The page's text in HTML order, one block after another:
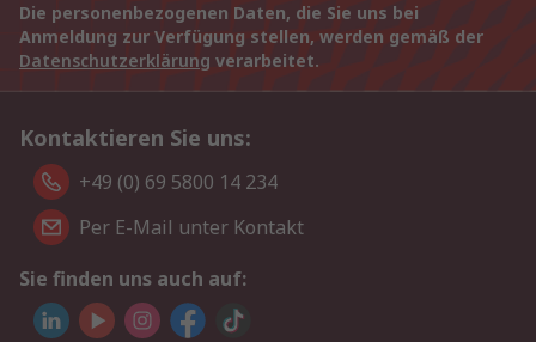
Die personenbezogenen Daten, die Sie uns bei
Anmeldung zur Verfügung stellen, werden gemäß der
Datenschutzerklärung verarbeitet.
Kontaktieren Sie uns:
+49 (0) 69 5800 14 234
Per E-Mail unter Kontakt
Sie finden uns auch auf: